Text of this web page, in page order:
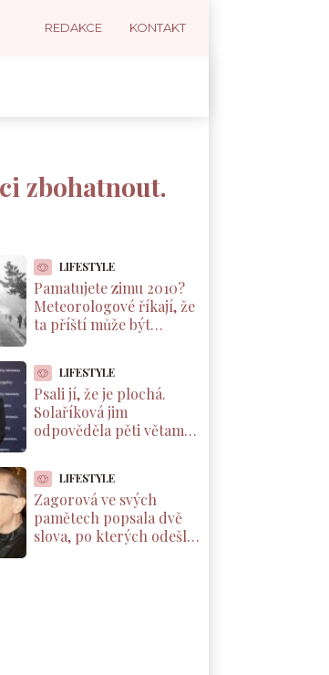
REDAKCE KONTAKT
zbohatnout.
LIFESTYLE
Pamatujete zimu 2010?
Meteorologové říkají, že
ta příští může být
Pacifiku
LIFESTYLE
Psali jí, že je plochá.
Solaříková jim
odpověděla pěti větami,
každý rodič dcery
LIFESTYLE
Zagorová ve svých
pamětech popsala dvě
slova, po kterých odešla